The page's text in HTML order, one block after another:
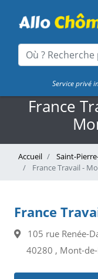
Service privé
France
Accueil
Saint-
France Travail -
France
105 rue Renée-
40280 , Mont-